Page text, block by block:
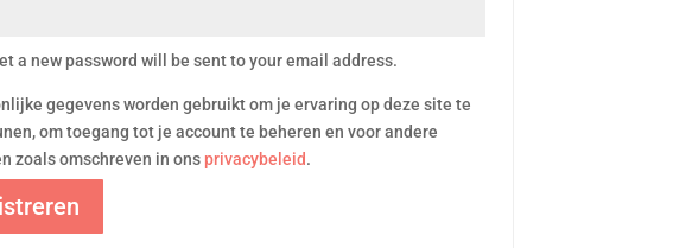
a new password will be sent to your email address.
gegevens worden gebruikt om je ervaring op deze site te
om toegang tot je account te beheren en voor andere
zoals omschreven in ons privacybeleid.